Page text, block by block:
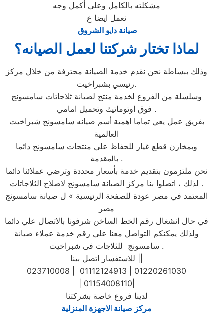
مشكلته بالكامل وعلى أكمل وجه
نعمل ايضا ع
صيانة دايو الشروق
لماذا تختار شركتنا لعمل الصيانه؟
وذلك ببساطة نحن نقدم خدمة الصيانة محترفة من خلال مركز
رئيسي بشبراخيت.
وسلسلة من الفروع لخدمة منتج لصيانة ثلاجاتات سامسونج
فوق اوتوماتيك وتحميل امامي .
بفريق عمل يعي تماما اهمية أسم صيانه سامسونج شبراخيت
العالمية
وبمخازن قطع غيار للحفاظ علي منتجات سامسونج دائما
بالمقدمة .
نحن ملتزمون بتقديم خدمة بأسعار محددة وترضي عملائنا دائما
. لذلك ، اتصلوا بنا مركز الصيانة سامسونج لاصلاح الثلاجاتات
المعتمد في مصر عودة للصفحة الرئيسية » ل صيانة سامسونج
مصر
في حال انشغال رقم الخط الساخن شرفونا بالاتصال علي دائما
ولذلك يمكنكم التواصل معنا علي رقم خدمة عملاء صيانة
سامسونج للثلاجات فى شبراخيت .
023710008 | 01112124913 | 01220261030
| 01154008110|
لدينا فروع خاصة بشركتنا
مركز صيانة الاجهزة المنزلية